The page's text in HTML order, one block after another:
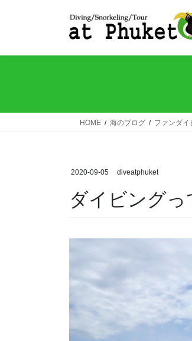
HOME 海のブログ ファンダイ
2020-09-05 diveatphuket
ダイビングっ